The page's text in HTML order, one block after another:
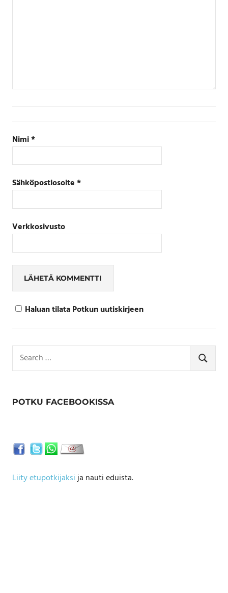
Nimi*
Sähköpostiosoite*
Verkkosivusto
Haluan tilata Potkun uutiskirjeen
for:
SEARCH
POTKU FACEBOOKISSA
Liity etupotkijaksija nauti eduista.